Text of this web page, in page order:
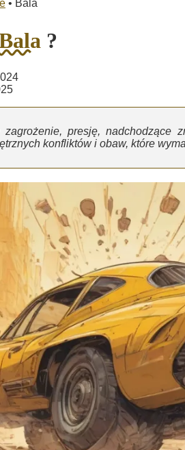
• Bala
?
presję, nadchodzące
konfliktów i obaw, które